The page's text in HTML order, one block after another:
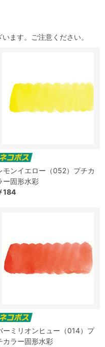
ます。ご注意ください。
モンイエロー（052）プチカ
ー固形水彩
184
ーミリオンヒュー（014）プ
カラー固形水彩